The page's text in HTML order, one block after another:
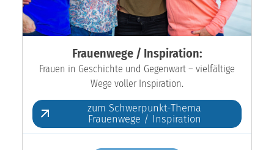
Frauenwege / Inspiration:
Frauen in Geschichte und Gegenwart – vielfältige
Wege voller Inspiration.
zum Schwerpunkt-Thema
Frauenwege / Inspiration